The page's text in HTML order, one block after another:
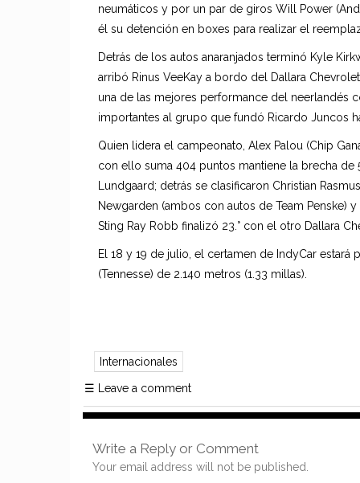
neumáticos y por un par de giros Will Power
él su detención en boxes para realizar el
Detrás de los autos anaranjados terminó Kyle
arribó Rinus VeeKay a bordo del Dallara
una de las mejores performance del neerlandés
importantes al grupo que fundó Ricardo Juncos
Quien lidera el campeonato, Alex Palou (Chip
con ello suma 404 puntos mantiene la brecha
Lundgaard; detrás se clasificaron Christian
Newgarden (ambos con autos de Team Penske)
Sting Ray Robb finalizó 23.° con el otro Dallara
El 18 y 19 de julio, el certamen de IndyCar
(Tennesse) de 2.140 metros (1.33 millas).
Internacionales
☰ Leave a comment
Write a Reply or Comment
Your email address will not be published.